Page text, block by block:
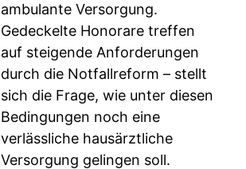
ambulante Versorgung.
Gedeckelte Honorare treffen
auf steigende Anforderungen
durch die Notfallreform – stellt
sich die Frage, wie unter diesen
Bedingungen noch eine
verlässliche hausärztliche
Versorgung gelingen soll.